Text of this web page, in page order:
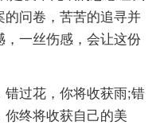
问卷，苦苦的追寻并
一丝伤感，会让这份
过花，你将收获雨;错
终将收获自己的美